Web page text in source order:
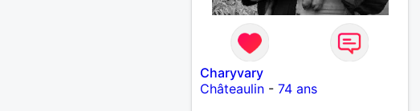
Charyvary
Châteaulin- 74 ans